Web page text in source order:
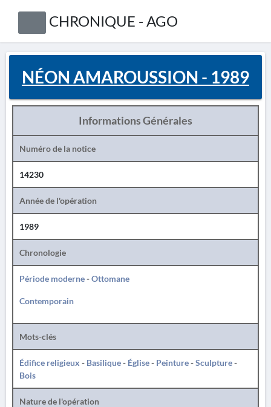
CHRONIQUE - AGO
NÉON AMAROUSSION - 1989
Informations Générales
Numéro de la notice
14230
Année de l'opération
1989
Chronologie
Période moderne-Ottomane
Contemporain
Mots-clés
Édifice religieux - Basilique- Église- Peinture-Sculpture-
Bois
Nature de l'opération